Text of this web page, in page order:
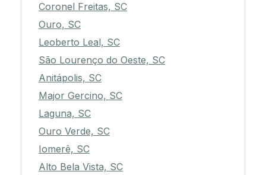
Coronel Freitas, SC
Ouro, SC
Leoberto Leal, SC
São Lourenço do Oeste, SC
Anitápolis, SC
Major Gercino, SC
Laguna, SC
Ouro Verde, SC
Iomerê, SC
Alto Bela Vista, SC